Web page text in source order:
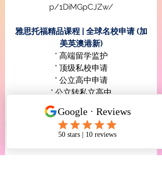
p/1DiMGpCJZw/
雅思托福精品课程 | 全球名校申请 (加
美英澳港新)
* 高端留学监护
* 顶级私校申请
* 公立高中申请
* 公立转私立高中
* 大学转学及转专业
* 留学生移民及签证服务